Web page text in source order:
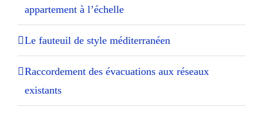
appartement à l’échelle
Le fauteuil de style méditerranéen
Raccordement des évacuations aux réseaux
existants